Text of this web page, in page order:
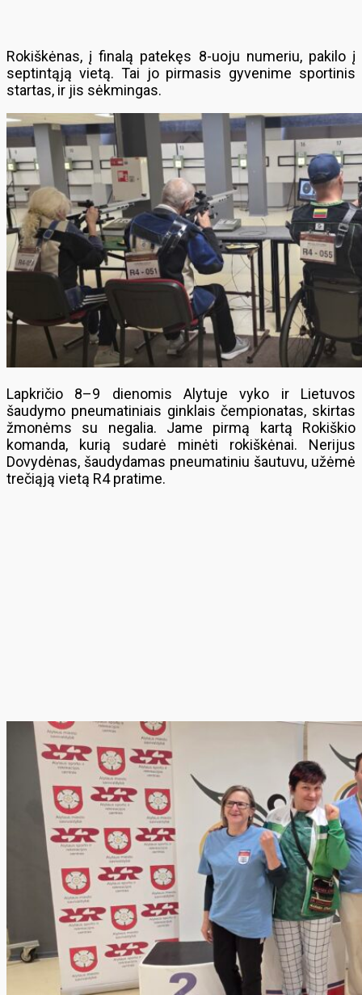
Rokiškėnas, į finalą patekęs 8-uoju numeriu, pakilo į
septintąją vietą. Tai jo pirmasis gyvenime sportinis
startas, ir jis sėkmingas.
Lapkričio 8–9 dienomis Alytuje vyko ir Lietuvos
šaudymo pneumatiniais ginklais čempionatas, skirtas
žmonėms su negalia. Jame pirmą kartą Rokiškio
komanda, kurią sudarė minėti rokiškėnai. Nerijus
Dovydėnas, šaudydamas pneumatiniu šautuvu, užėmė
trečiąją vietą R4 pratime.